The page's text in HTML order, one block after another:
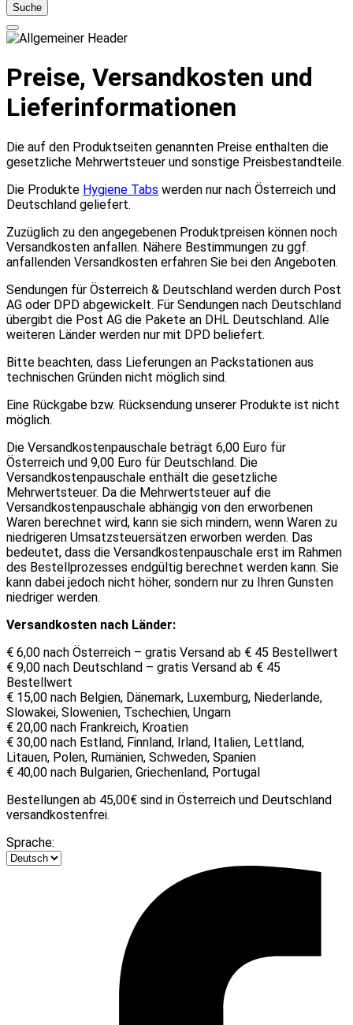
Suche
Preise, Versandkosten und
Lieferinformationen
Die auf den Produktseiten genannten Preise enthalten die
gesetzliche Mehrwertsteuer und sonstige Preisbestandteile.
Die Produkte Hygiene Tabs werden nur nach Österreich und
Deutschland geliefert.
Zuzüglich zu den angegebenen Produktpreisen können noch
Versandkosten anfallen. Nähere Bestimmungen zu ggf.
anfallenden Versandkosten erfahren Sie bei den Angeboten.
Sendungen für Österreich & Deutschland werden durch Post
AG oder DPD abgewickelt. Für Sendungen nach Deutschland
übergibt die Post AG die Pakete an DHL Deutschland. Alle
weiteren Länder werden nur mit DPD beliefert.
Bitte beachten, dass Lieferungen an Packstationen aus
technischen Gründen nicht möglich sind.
Eine Rückgabe bzw. Rücksendung unserer Produkte ist nicht
möglich.
Die Versandkostenpauschale beträgt 6,00 Euro für
Österreich und 9,00 Euro für Deutschland. Die
Versandkostenpauschale enthält die gesetzliche
Mehrwertsteuer. Da die Mehrwertsteuer auf die
Versandkostenpauschale abhängig von den erworbenen
Waren berechnet wird, kann sie sich mindern, wenn Waren zu
niedrigeren Umsatzsteuersätzen erworben werden. Das
bedeutet, dass die Versandkostenpauschale erst im Rahmen
des Bestellprozesses endgültig berechnet werden kann. Sie
kann dabei jedoch nicht höher, sondern nur zu Ihren Gunsten
niedriger werden.
Versandkosten nach Länder:
€ 6,00 nach Österreich – gratis Versand ab € 45 Bestellwert
€ 9,00 nach Deutschland – gratis Versand ab € 45
Bestellwert
€ 15,00 nach Belgien, Dänemark, Luxemburg, Niederlande,
Slowakei, Slowenien, Tschechien, Ungarn
€ 20,00 nach Frankreich, Kroatien
€ 30,00 nach Estland, Finnland, Irland, Italien, Lettland,
Litauen, Polen, Rumänien, Schweden, Spanien
€ 40,00 nach Bulgarien, Griechenland, Portugal
Bestellungen ab 45,00€ sind in Österreich und Deutschland
versandkostenfrei.
Sprache: